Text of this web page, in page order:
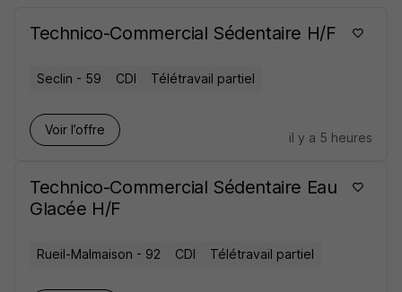
Technico-Commercial Sédentaire H/F
Seclin - 59 CDI Télétravail partiel
Voir l’offre
il y a 5 heures
Technico-Commercial Sédentaire Eau
Glacée H/F
Rueil-Malmaison - 92 CDI Télétravail partiel